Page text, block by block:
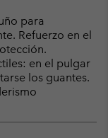
para
Refuerzo en el
en el pulgar
los guantes.